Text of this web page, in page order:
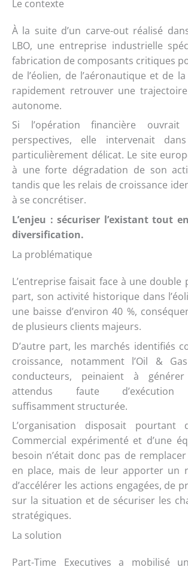
Le contexte
À la suite d’un carve-out réalisé
LBO, une entreprise industrielle
fabrication de composants critiques
de l’éolien, de l’aéronautique et de
rapidement retrouver une
autonome.
Si l’opération financière ouvrait
perspectives, elle intervenait
particulièrement délicat. Le site
à une forte dégradation de son
tandis que les relais de croissance
à se concrétiser.
L’enjeu : sécuriser l’existant tout
diversification.
La problématique
L’entreprise faisait face à une double
part, son activité historique dans
une baisse d’environ 40 %,
de plusieurs clients majeurs.
D’autre part, les marchés identifiés
croissance, notamment l’Oil &
conducteurs, peinaient à
attendus faute d’exécution
suffisamment structurée.
L’organisation disposait pourtant
Commercial expérimenté et d’une
besoin n’était donc pas de
en place, mais de leur apporter un
d’accélérer les actions engagées, de
sur la situation et de sécuriser les
stratégiques.
La solution
Part-Time Executives a mobilisé